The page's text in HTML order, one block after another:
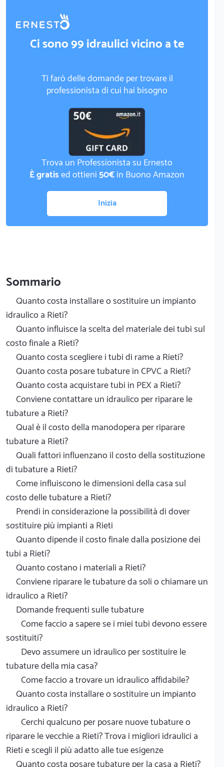
Ci sono 99 idraulici vicino a te
Ti farò delle domande per trovare il
professionista di cui hai bisogno
Trova un Professionista su Ernesto
È gratised ottieni50€in Buono Amazon
Inizia
Sommario
Quanto costa installare o sostituire un impianto
idraulico a Rieti?
Quanto influisce la scelta del materiale dei tubi sul
costo finale a Rieti?
Quanto costa scegliere i tubi di rame a Rieti?
Quanto costa posare tubature in CPVC a Rieti?
Quanto costa acquistare tubi in PEX a Rieti?
Conviene contattare un idraulico per riparare le
tubature a Rieti?
Qual è il costo della manodopera per riparare
tubature a Rieti?
Quali fattori influenzano il costo della sostituzione
di tubature a Rieti?
Come influiscono le dimensioni della casa sul
costo delle tubature a Rieti?
Prendi in considerazione la possibilità di dover
sostituire più impianti a Rieti
Quanto dipende il costo finale dalla posizione dei
tubi a Rieti?
Quanto costano i materiali a Rieti?
Conviene riparare le tubature da soli o chiamare un
idraulico a Rieti?
Domande frequenti sulle tubature
Come faccio a sapere se i miei tubi devono essere
sostituiti?
Devo assumere un idraulico per sostituire le
tubature della mia casa?
Come faccio a trovare un idraulico affidabile?
Quanto costa installare o sostituire un impianto
idraulico a Rieti?
Cerchi qualcuno per posare nuove tubature o
riparare le vecchie a Rieti? Trova i migliori idraulici a
Rieti e scegli il più adatto alle tue esigenze